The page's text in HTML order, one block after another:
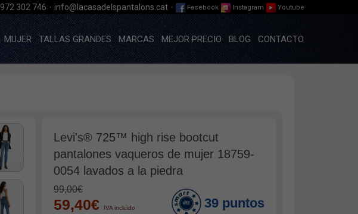
972 302 746 · info@lacasadelspantalons.cat · Facebook Instagram Youtube
MUJER TALLAS GRANDES MARCAS MEJOR PRECIO BLOG CONTACTO
Levi's® 725™ high rise bootcut
pantalones vaqueros de mujer 18759-
0054 lavados a la piedra
99,00€
59,40€ IVA incluido 39 puntos